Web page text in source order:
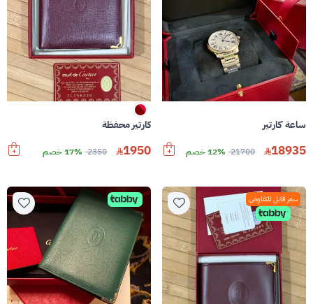
ساعة كارتير
18935
21700 12% خصم
كارتير محفظة
1950
2350 17% خصم
سعر قابل للتفاوض